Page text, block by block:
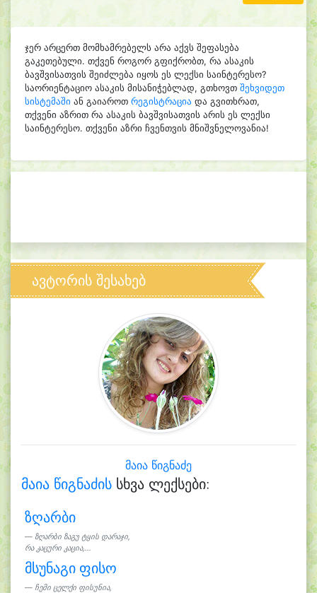
ჯერ არცერთ მომხამრებელს არა აქვს შეფასება
გაკეთებული. თქვენ როგორ გფიქრობთ, რა ასაკის
ბავშვისათვის შეიძლება იყოს ეს ლექსი საინტერესო?
საორიენტაციო ასაკის მისანიჭებლად, გთხოვთ შეხვიდეთ
სისტემაში ან გაიაროთ რეგისტრაცია და გვითხრათ,
თქვენი აზრით რა ასაკის ბავშვისათვის არის ეს ლექსი
საინტერესო. თქვენი აზრი ჩვენთვის მნიშვნელოვანია!
ავტორის შესახებ
მაია წიგნაძე
მაია წიგნაძის სხვა ლექსები:
ზღარბი
ზღარბი ზაგუ ტყის დარაჯი,
რა კაცური კაცია,...
მსუნაგი ფისო
ჩემი ცელქი ფისუნია,